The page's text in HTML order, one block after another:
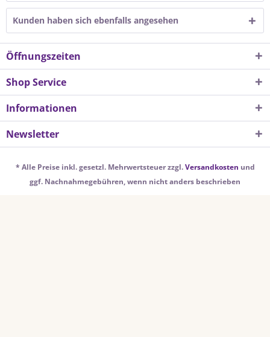
Kunden haben sich ebenfalls angesehen
Öffnungszeiten
Shop Service
Informationen
Newsletter
* Alle Preise inkl. gesetzl. Mehrwertsteuer zzgl.Versandkosten und
ggf. Nachnahmegebühren, wenn nicht anders beschrieben